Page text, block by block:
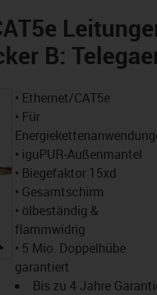
B:
igus-icon-lupe
• Ethernet/CAT5e
• Für
• iguPUR-Außenmantel
• Biegefaktor 15xd
• Gesamtschirm
• ölbeständig &
flammwidrig
• 5 Mio. Doppelhübe
garantiert
Bis zu 4 Jahre